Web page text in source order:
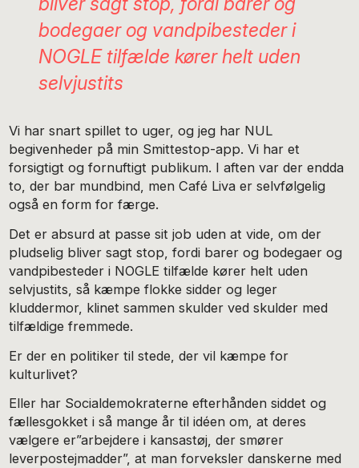
bodegaer og vandpibesteder i
NOGLE tilfælde kører helt uden
selvjustits
Vi har snart spillet to uger, og jeg har NUL
begivenheder på min Smittestop-app. Vi har et
forsigtigt og fornuftigt publikum. I aften var der endda
to, der bar mundbind, men Café Liva er selvfølgelig
også en form for færge.
Det er absurd at passe sit job uden at vide, om der
pludselig bliver sagt stop, fordi barer og bodegaer og
vandpibesteder i NOGLE tilfælde kører helt uden
selvjustits, så kæmpe flokke sidder og leger
kluddermor, klinet sammen skulder ved skulder med
tilfældige fremmede.
Er der en politiker til stede, der vil kæmpe for
kulturlivet?
Eller har Socialdemokraterne efterhånden siddet og
fællesgokket i så mange år til idéen om, at deres
vælgere er”arbejdere i kansastøj, der smører
leverpostejmadder”, at man forveksler danskerne med